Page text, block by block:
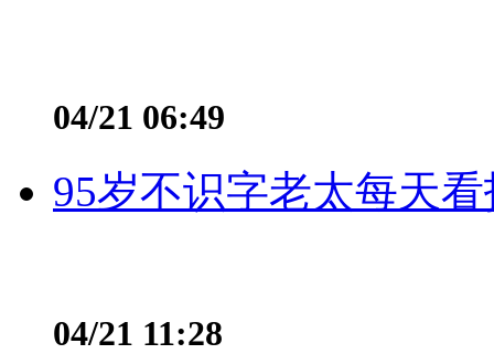
04/21 06:49
95岁不识字老太每天
04/21 11:28